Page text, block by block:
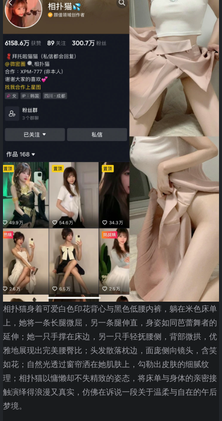
相扑猫身着可爱白色印花背心与黑色低腰内裤，躺在米色床单
上，她将一条长腿微屈，另一条腿伸直，身姿如同芭蕾舞者的
延伸；她一只手撑在床边，另一只手轻抚腰侧，背部微拱，优
雅地展现出完美腰臀比；头发散落枕边，面庞侧向镜头，含笑
如花；自然光透过窗帘洒在她肌肤上，勾勒出皮肤的细腻纹
理；相扑猫以慵懒却不失精致的姿态，将床单与身体的亲密接
触演绎得浪漫又真实，仿佛在诉说一段关于温柔与自在的午后
梦境。